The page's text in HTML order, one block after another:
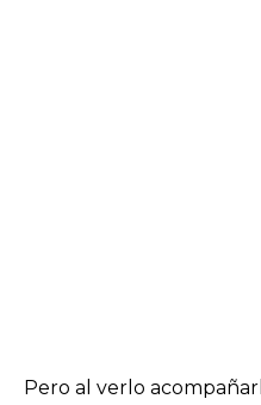
Pero al verlo